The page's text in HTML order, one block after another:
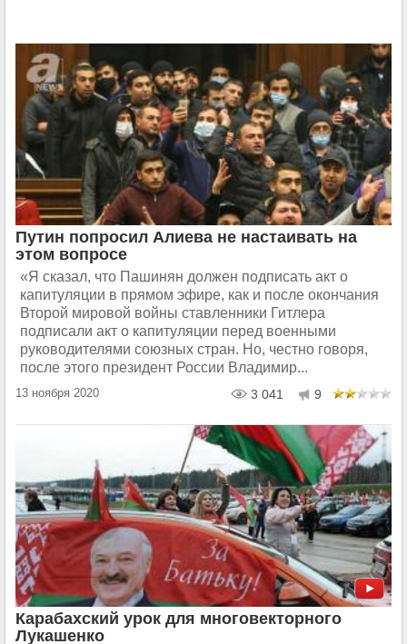
Путин попросил Алиева не настаивать на
этом вопросе
«Я сказал, что Пашинян должен подписать акт о
капитуляции в прямом эфире, как и после окончания
Второй мировой войны ставленники Гитлера
подписали акт о капитуляции перед военными
руководителями союзных стран. Но, честно говоря,
после этого президент России Владимир...
13 ноября 2020 3 041 9
Карабахский урок для многовекторного
Лукашенко